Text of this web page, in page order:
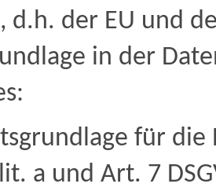
d.h. der EU und
in der
für
a und Art. 7